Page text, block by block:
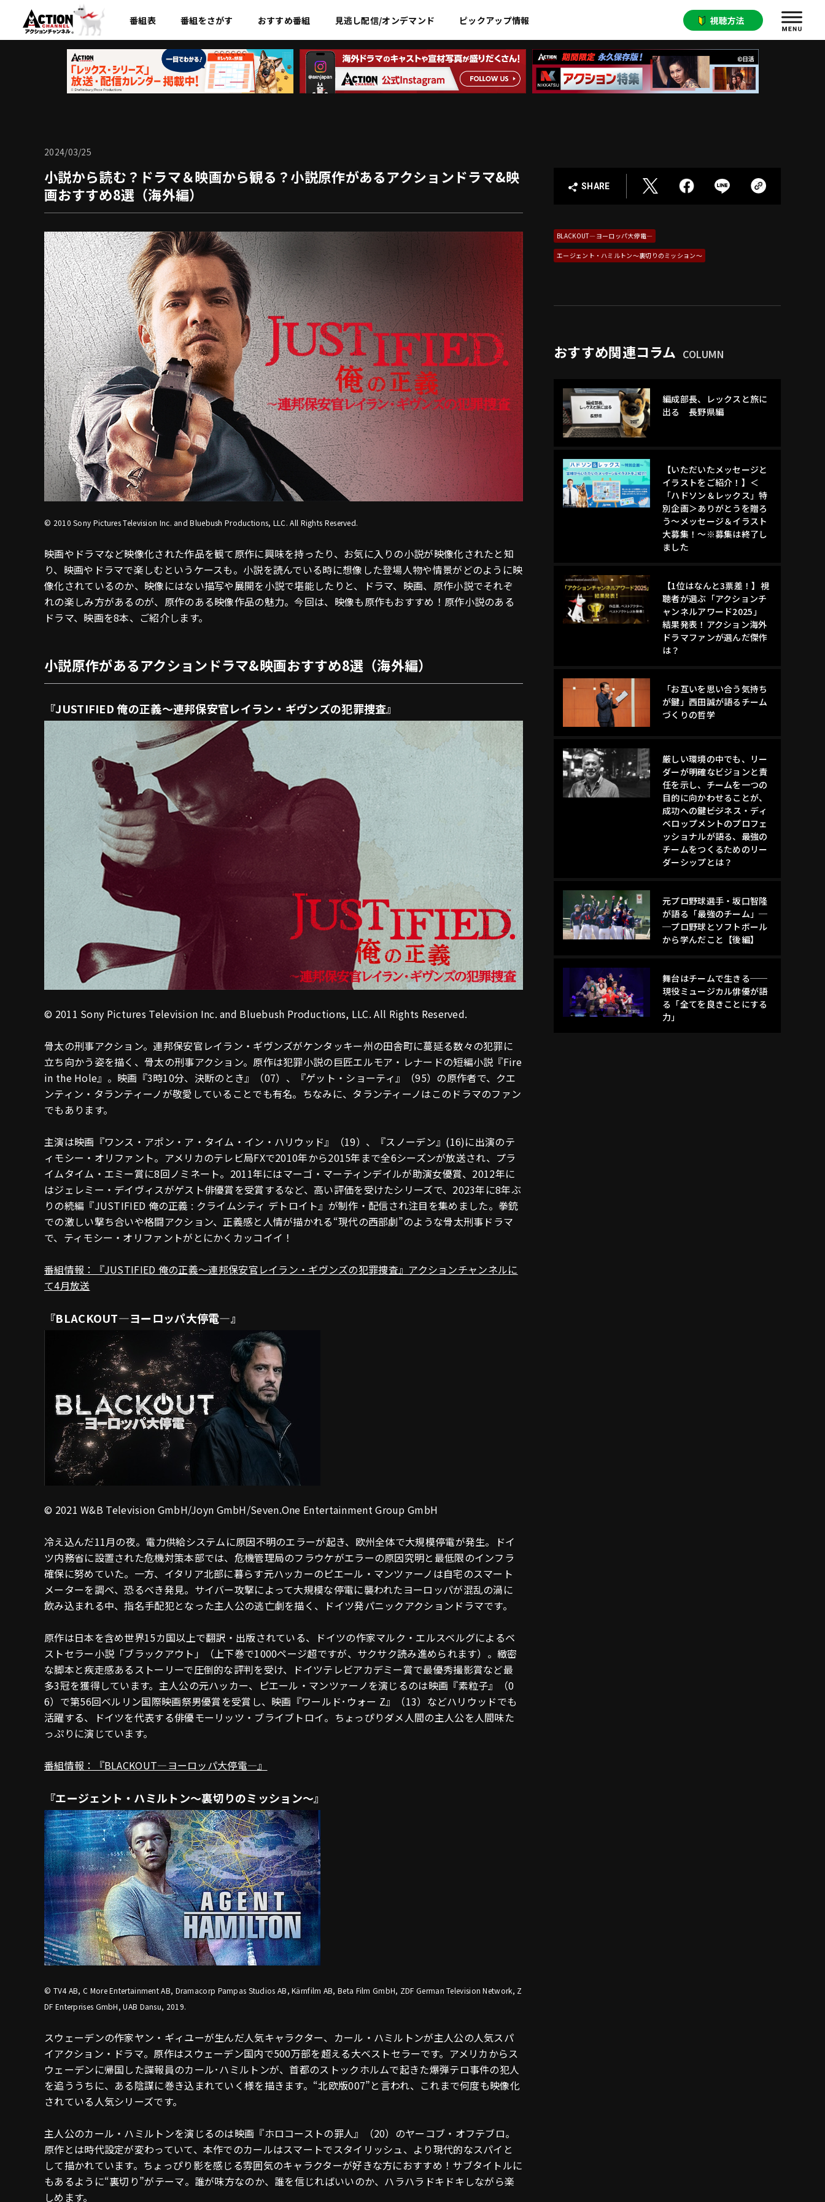
番組表 番組をさがす おすすめ番組 見逃し配信/オンデマンド ピックアップ情報
2024/03/25
小説から読む？ドラマ＆映画から観る？小説原作があるアクションドラマ&映
画おすすめ8選（海外編）
© 2010 Sony Pictures Television Inc. and Bluebush Productions, LLC. All Rights Reserved.
映画やドラマなど映像化された作品を観て原作に興味を持ったり、お気に入りの小説が映像化されたと知
り、映画やドラマで楽しむというケースも。小説を読んでいる時に想像した登場人物や情景がどのように映
像化されているのか、映像にはない描写や展開を小説で堪能したりと、ドラマ、映画、原作小説でそれぞ
れの楽しみ方があるのが、原作のある映像作品の魅力。今回は、映像も原作もおすすめ！原作小説のある
ドラマ、映画を8本、ご紹介します。
小説原作があるアクションドラマ&映画おすすめ8選（海外編）
『JUSTIFIED 俺の正義～連邦保安官レイラン・ギヴンズの犯罪捜査』
© 2011 Sony Pictures Television Inc. and Bluebush Productions, LLC. All Rights Reserved.
骨太の刑事アクション。連邦保安官レイラン・ギヴンズがケンタッキー州の田舎町に蔓延る数々の犯罪に
立ち向かう姿を描く、骨太の刑事アクション。原作は犯罪小説の巨匠エルモア・レナードの短編小説『Fire
in the Hole』。映画『3時10分、決断のとき』（07）、『ゲット・ショーティ』（95）の原作者で、クエ
ンティン・タランティーノが敬愛していることでも有名。ちなみに、タランティーノはこのドラマのファン
でもあります。
主演は映画『ワンス・アポン・ア・タイム・イン・ハリウッド』（19）、『スノーデン』(16)に出演のテ
ィモシー・オリファント。アメリカのテレビ局FXで2010年から2015年まで全6シーズンが放送され、プラ
イムタイム・エミー賞に8回ノミネート。2011年にはマーゴ・マーティンデイルが助演女優賞、2012年に
はジェレミー・デイヴィスがゲスト俳優賞を受賞するなど、高い評価を受けたシリーズで、2023年に8年ぶ
りの続編『JUSTIFIED 俺の正義 : クライムシティ デトロイト』が制作・配信され注目を集めました。拳銃
での激しい撃ち合いや格闘アクション、正義感と人情が描かれる“現代の西部劇”のような骨太刑事ドラマ
で、ティモシー・オリファントがとにかくカッコイイ！
番組情報：『JUSTIFIED 俺の正義～連邦保安官レイラン・ギヴンズの犯罪捜査』アクションチャンネルに
て4月放送
『BLACKOUT―ヨーロッパ大停電―』
© 2021 W&B Television GmbH/Joyn GmbH/Seven.One Entertainment Group GmbH
冷え込んだ11月の夜。電力供給システムに原因不明のエラーが起き、欧州全体で大規模停電が発生。ドイ
ツ内務省に設置された危機対策本部では、危機管理局のフラウケがエラーの原因究明と最低限のインフラ
確保に努めていた。一方、イタリア北部に暮らす元ハッカーのピエール・マンツァーノは自宅のスマート
メーターを調べ、恐るべき発見。サイバー攻撃によって大規模な停電に襲われたヨーロッパが混乱の渦に
飲み込まれる中、指名手配犯となった主人公の逃亡劇を描く、ドイツ発パニックアクションドラマです。
原作は日本を含め世界15カ国以上で翻訳・出版されている、ドイツの作家マルク・エルスベルグによるベ
ストセラー小説「ブラックアウト」（上下巻で1000ページ超ですが、サクサク読み進められます）。緻密
な脚本と疾走感あるストーリーで圧倒的な評判を受け、ドイツテレビアカデミー賞で最優秀撮影賞など最
多3冠を獲得しています。主人公の元ハッカー、ピエール・マンツァーノを演じるのは映画『素粒子』（0
6）で第56回ベルリン国際映画祭男優賞を受賞し、映画『ワールド･ウォー Z』（13）などハリウッドでも
活躍する、ドイツを代表する俳優モーリッツ・ブライブトロイ。ちょっぴりダメ人間の主人公を人間味た
っぷりに演じています。
番組情報：『BLACKOUT―ヨーロッパ大停電―』
『エージェント・ハミルトン～裏切りのミッション～』
© TV4 AB, C More Entertainment AB, Dramacorp Pampas Studios AB, Kärnfilm AB, Beta Film GmbH, ZDF German Television Network, Z
DF Enterprises GmbH, UAB Dansu, 2019.
スウェーデンの作家ヤン・ギィユーが生んだ人気キャラクター、カール・ハミルトンが主人公の人気スパ
イアクション・ドラマ。原作はスウェーデン国内で500万部を超える大ベストセラーです。アメリカからス
ウェーデンに帰国した諜報員のカール･ハミルトンが、首都のストックホルムで起きた爆弾テロ事件の犯人
を追ううちに、ある陰謀に巻き込まれていく様を描きます。“北欧版007”と言われ、これまで何度も映像化
されている人気シリーズです。
主人公のカール・ハミルトンを演じるのは映画『ホロコーストの罪人』（20）のヤーコブ・オフテブロ。
原作とは時代設定が変わっていて、本作でのカールはスマートでスタイリッシュ、より現代的なスパイと
して描かれています。ちょっぴり影を感じる雰囲気のキャラクターが好きな方におすすめ！サブタイトルに
もあるように“裏切り”がテーマ。誰が味方なのか、誰を信じればいいのか、ハラハラドキドキしながら楽
しめます。
SHARE
BLACKOUT―ヨーロッパ大停電―
エージェント・ハミルトン～裏切りのミッション～
おすすめ関連コラム COLUMN
編成部長、レックスと旅に
出る 長野県編
【いただいたメッセージと
イラストをご紹介！】＜
「ハドソン＆レックス」特
別企画＞ありがとうを贈ろ
う～メッセージ＆イラスト
大募集！～※募集は終了し
ました
【1位はなんと3票差！】視
聴者が選ぶ「アクションチ
ャンネルアワード2025」
結果発表！アクション海外
ドラマファンが選んだ傑作
は？
「お互いを思い合う気持ち
が鍵」西田誠が語るチーム
づくりの哲学
厳しい環境の中でも、リー
ダーが明確なビジョンと責
任を示し、チームを一つの
目的に向かわせることが、
成功への鍵――ビジネス・ディ
ベロップメントのプロフェ
ッショナルが語る、最強の
チームをつくるためのリー
ダーシップとは？
元プロ野球選手・坂口智隆
が語る「最強のチーム」─
─プロ野球とソフトボール
から学んだこと【後編】
舞台はチームで生きる──
現役ミュージカル俳優が語
る「全てを良きことにする
力」